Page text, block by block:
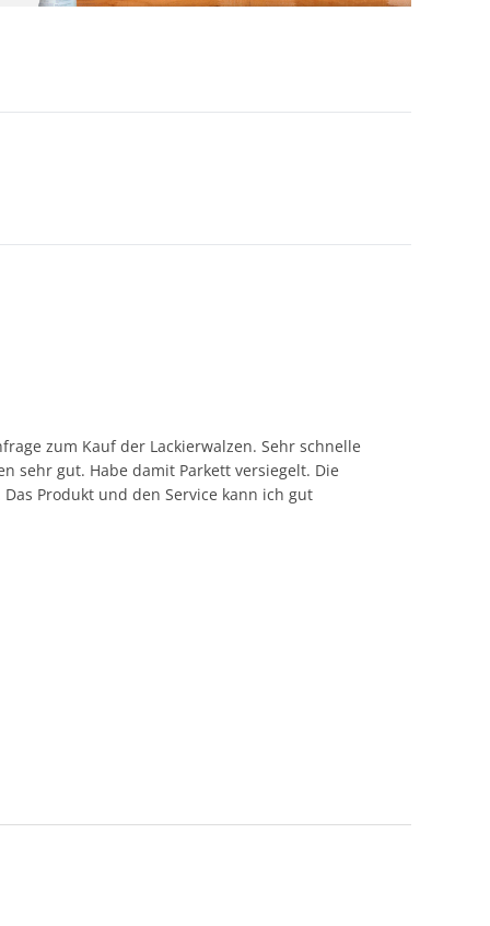
zum Kauf der Lackierwalzen. Sehr schnelle
sehr gut. Habe damit Parkett versiegelt. Die
Produkt und den Service kann ich gut